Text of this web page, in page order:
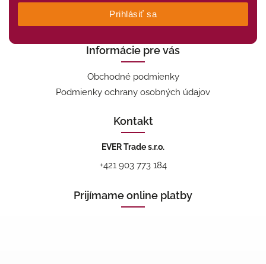
Prihlásiť sa
Informácie pre vás
Obchodné podmienky
Podmienky ochrany osobných údajov
Kontakt
EVER Trade s.r.o.
+421 903 773 184
Prijímame online platby